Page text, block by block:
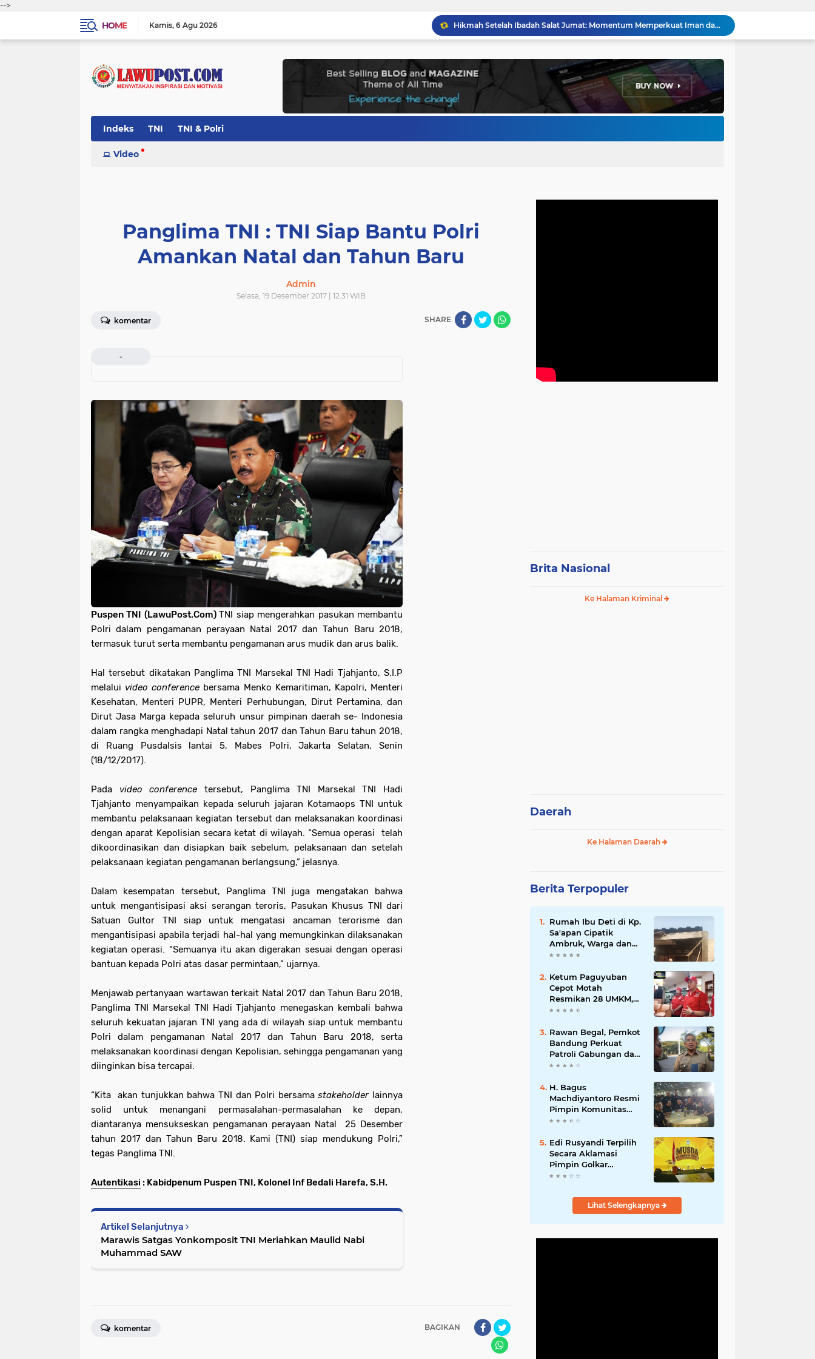
-->
HOME
Kamis 6 Agu 2026
Penataan Kabel Udara FO di Cimahi Capai 15 KM, Target Kota Bebas Kabel Semrawut
Bupati Jeje Ritchie Ismail Rotasikan Kadishub dan Kadisbudpar, Serta Lantik Ratusan ASN Bandung Barat
H. Bagus Machdiyantoro Resmi Pimpin Komunitas BBC Periode 2026–2031, Siap Perkuat Solidaritas dan Hadirkan Program Nyata untuk Masyarakat
Ketum Paguyuban Cepot Motah Resmikan 28 UMKM, Siap Gelar Festival Budaya dan UMKM di Jalan Braga
Program Gaslah Kota Bandung Raih Apresiasi Pemerintah Pusat, Pengolahan Sampah Capai 30 Persen
Indeks TNI TNI & Polri
Video
Panglima TNI : TNI Siap Bantu Polri
Amankan Natal dan Tahun Baru
Admin
Selasa, 19 Desember 2017 | 12.31 WIB
komentar SHARE
-
Puspen TNI (LawuPost.Com)TNI siap mengerahkan pasukan membantu
Polri dalam pengamanan perayaan Natal 2017 dan Tahun Baru 2018,
termasuk turut serta membantu pengamanan arus mudik dan arus balik.
Hal tersebut dikatakan Panglima TNI Marsekal TNI Hadi Tjahjanto, S.I.P
melalui video conference bersama Menko Kemaritiman, Kapolri, Menteri
Kesehatan, Menteri PUPR, Menteri Perhubungan, Dirut Pertamina, dan
Dirut Jasa Marga kepada seluruh unsur pimpinan daerah se- Indonesia
dalam rangka menghadapi Natal tahun 2017 dan Tahun Baru tahun 2018,
di Ruang Pusdalsis lantai 5, Mabes Polri, Jakarta Selatan, Senin
(18/12/2017).
Pada video conference tersebut, Panglima TNI Marsekal TNI Hadi
Tjahjanto menyampaikan kepada seluruh jajaran Kotamaops TNI untuk
membantu pelaksanaan kegiatan tersebut dan melaksanakan koordinasi
dengan aparat Kepolisian secara ketat di wilayah. “Semua operasi
telah
dikoordinasikan dan disiapkan baik sebelum, pelaksanaan dan setelah
pelaksanaan kegiatan pengamanan berlangsung,” jelasnya.
Dalam kesempatan tersebut, Panglima TNI juga mengatakan bahwa
untuk mengantisipasi aksi serangan teroris, Pasukan Khusus TNI dari
Satuan Gultor TNI siap untuk mengatasi ancaman terorisme dan
mengantisipasi apabila terjadi hal-hal yang memungkinkan dilaksanakan
kegiatan operasi. “Semuanya itu akan digerakan sesuai dengan operasi
bantuan kepada Polri atas dasar permintaan,” ujarnya.
Menjawab pertanyaan wartawan terkait Natal 2017 dan Tahun Baru 2018,
Panglima TNI Marsekal TNI Hadi Tjahjanto menegaskan kembali bahwa
seluruh kekuatan jajaran TNI yang ada di wilayah siap untuk membantu
Polri dalam pengamanan Natal 2017 dan Tahun Baru 2018, serta
melaksanakan koordinasi dengan Kepolisian, sehingga pengamanan yang
diinginkan bisa tercapai.
“Kita akan tunjukkan bahwa TNI dan Polri bersamastakeholder lainnya
solid untuk menangani permasalahan-permasalahan ke depan,
diantaranya mensukseskan pengamanan perayaan Natal 25 Desember
tahun 2017 dan Tahun Baru 2018. Kami (TNI) siap mendukung Polri,”
tegas Panglima TNI.
Autentikasi : Kabidpenum Puspen TNI, Kolonel Inf Bedali Harefa, S.H.
Artikel Selanjutnya
Marawis Satgas Yonkomposit TNI Meriahkan Maulid Nabi
Muhammad SAW
BAGIKAN
komentar
Brita Nasional
Ke Halaman Kriminal
Daerah
Ke Halaman Daerah
Berita Terpopuler
Rumah Ibu Deti di Kp.
Sa'apan Cipatik
Ambruk, Warga dan
Pemdes Sigap Bantu
Ketum Paguyuban
Cepot Motah
Resmikan 28 UMKM,
Siap Gelar Festival
Jalan Braga
Rawan Begal, Pemkot
Bandung Perkuat
Patroli Gabungan dan
Pengawasan Digital
H. Bagus
Machdiyantoro Resmi
Pimpin Komunitas
BBC Periode 2026–
Solidaritas dan
Hadirkan Program
Nyata untuk
Masyarakat
Edi Rusyandi Terpilih
Secara Aklamasi
Pimpin Golkar
Bandung Barat,
Kepemimpinan
Harmonis "TurunLihat Selengkapnya